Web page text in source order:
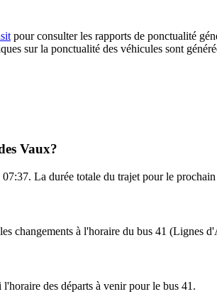
pour consulter les rapports de ponctualité
sur la ponctualité des véhicules sont
Vaux?
La durée totale du trajet pour le
changements à l'horaire du bus 41 (Lignes
l'horaire des départs à venir pour le bus 41.